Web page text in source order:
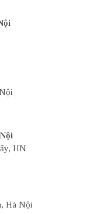
HN
Hà Nội